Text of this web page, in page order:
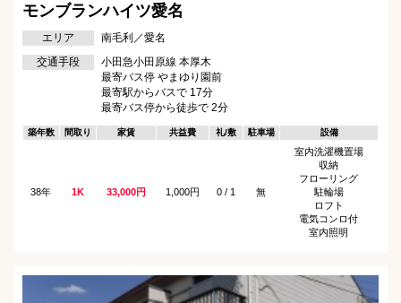
モンブランハイツ愛名
エリア
南毛利／愛名
交通手段
小田急小田原線 本厚木
最寄バス停 やまゆり園前
最寄駅からバスで 17分
最寄バス停から徒歩で 2分
築年数 間取り 家賃 共益費 礼/敷 駐車場 設備
38年 1K 33,000円 1,000円 0 / 1 無
室内洗濯機置場
収納
フローリング
駐輪場
ロフト
電気コンロ付
室内照明